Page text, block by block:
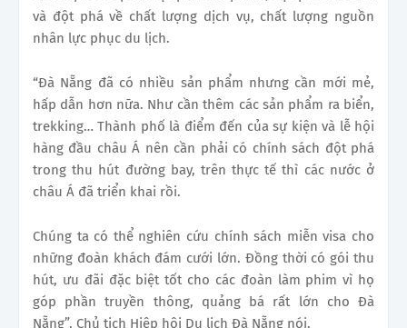
và đột phá về chất lượng dịch vụ, chất lượng nguồn
nhân lực phục du lịch.
“Đà Nẵng đã có nhiều sản phẩm nhưng cần mới mẻ,
hấp dẫn hơn nữa. Như cần thêm các sản phẩm ra biển,
trekking… Thành phố là điểm đến của sự kiện và lễ hội
hàng đầu châu Á nên cần phải có chính sách đột phá
trong thu hút đường bay, trên thực tế thì các nước ở
châu Á đã triển khai rồi.
Chúng ta có thể nghiên cứu chính sách miễn visa cho
những đoàn khách đám cưới lớn. Đồng thời có gói thu
hút, ưu đãi đặc biệt tốt cho các đoàn làm phim vì họ
góp phần truyền thông, quảng bá rất lớn cho Đà
Nẵng”, Chủ tịch Hiệp hội Du lịch Đà Nẵng nói.